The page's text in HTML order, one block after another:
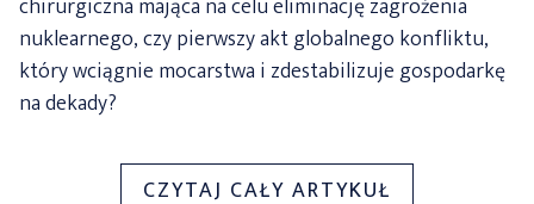
chirurgiczna mająca na celu eliminację zagrożenia
nuklearnego, czy pierwszy akt globalnego konfliktu,
który wciągnie mocarstwa i zdestabilizuje gospodarkę
na dekady?
CZYTAJ CAŁY ARTYKUŁ